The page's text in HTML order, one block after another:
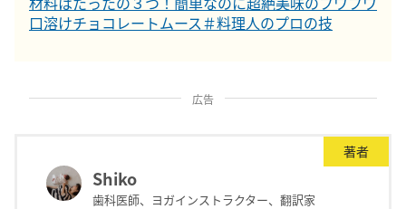
口溶けチョコレートムース＃料理人のプロの技
広告
著者
Shiko
歯科医師、ヨガインストラクター、翻訳家